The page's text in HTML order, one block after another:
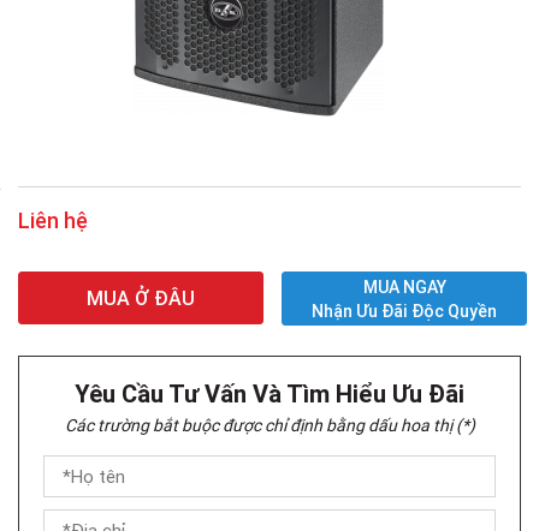
Liên hệ
MUA Ở ĐÂU
MUA NGAY
Nhận Ưu Đãi Độc Quyền
Yêu Cầu Tư Vấn Và Tìm Hiểu Ưu Đãi
Các trường bắt buộc được chỉ định bằng dấu hoa thị (*)